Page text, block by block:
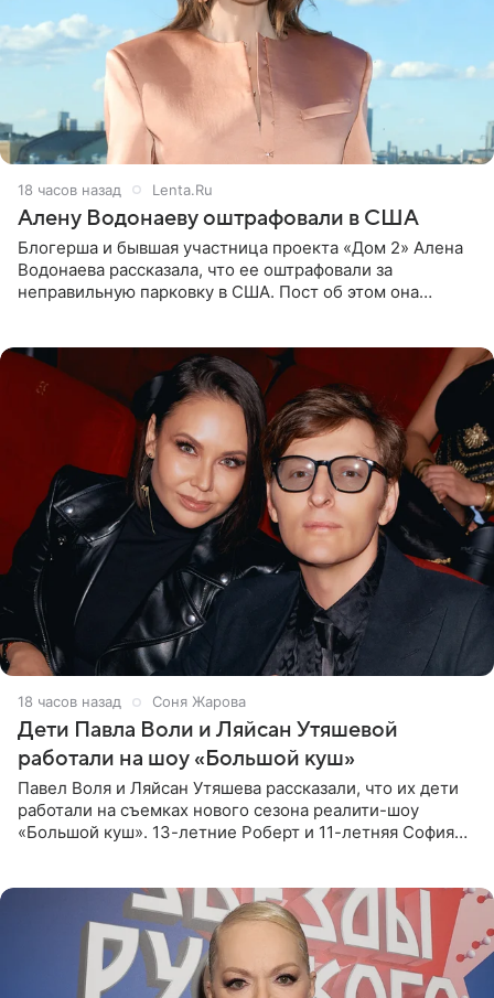
18 часов назад Lenta.Ru
Алену Водонаеву оштрафовали в США
Блогерша и бывшая участница проекта «Дом 2» Алена
Водонаева рассказала, что ее оштрафовали за
неправильную парковку в США. Пост об этом она
18 часов назад Соня Жарова
Дети Павла Воли и Ляйсан Утяшевой
работали на шоу «Большой куш»
Павел Воля и Ляйсан Утяшева рассказали, что их дети
работали на съемках нового сезона реалити-шоу
«Большой куш». 13-летние Роберт и 11-летняя София